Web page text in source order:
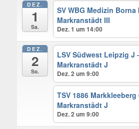
DEZ.
1
Sa.
SV WBG Medizin Borna
Markranstädt III
Dez. 1 um 14:00
DEZ.
2
So.
LSV Südwest Leipzig J
Markranstädt J
Dez. 2 um 9:00
TSV 1886 Markkleeberg
Markranstädt J
Dez. 2 um 9:00